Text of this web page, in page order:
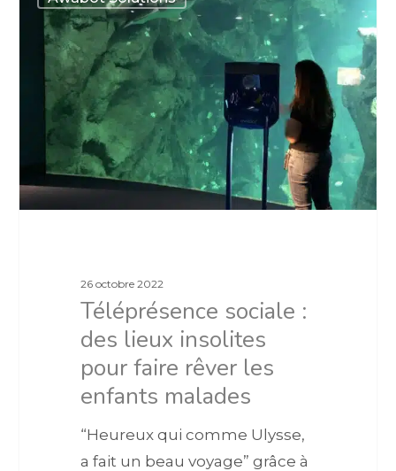
26 octobre 2022
Téléprésence sociale :
des lieux insolites
pour faire rêver les
enfants malades
“Heureux qui comme Ulysse,
a fait un beau voyage” grâce à